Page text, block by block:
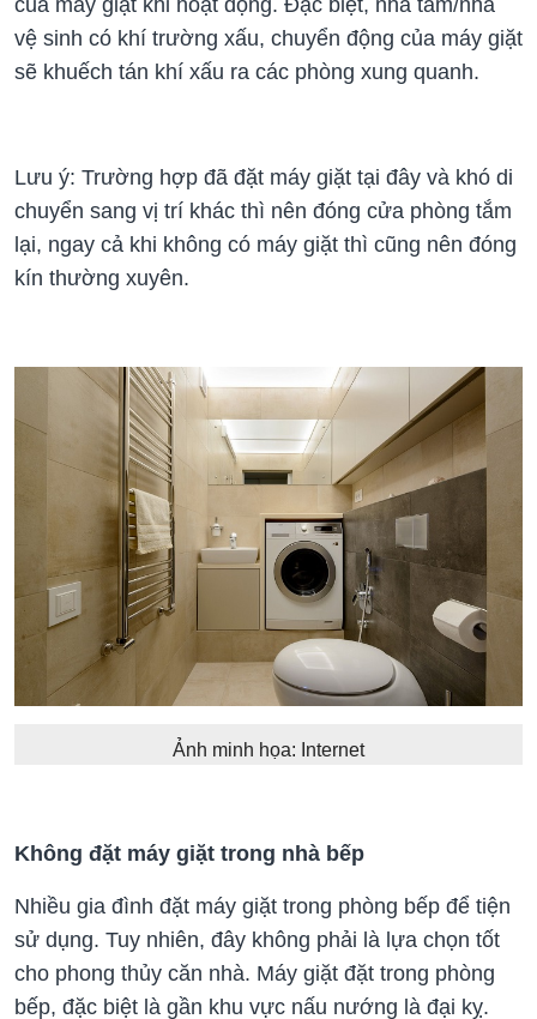
của máy giặt khi hoạt động. Đặc biệt, nhà tắm/nhà
vệ sinh có khí trường xấu, chuyển động của máy giặt
sẽ khuếch tán khí xấu ra các phòng xung quanh.
Lưu ý: Trường hợp đã đặt máy giặt tại đây và khó di
chuyển sang vị trí khác thì nên đóng cửa phòng tắm
lại, ngay cả khi không có máy giặt thì cũng nên đóng
kín thường xuyên.
Ảnh minh họa: Internet
Không đặt máy giặt trong nhà bếp
Nhiều gia đình đặt máy giặt trong phòng bếp để tiện
sử dụng. Tuy nhiên, đây không phải là lựa chọn tốt
cho phong thủy căn nhà. Máy giặt đặt trong phòng
bếp, đặc biệt là gần khu vực nấu nướng là đại kỵ.